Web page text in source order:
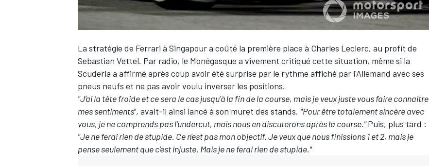
WEC
La stratégie de Ferrari à Singapour a coûté la première place à Charles Leclerc, au profit de
Sebastian Vettel. Par radio, le Monégasque a vivement critiqué cette situation, même si la
Scuderia a affirmé après coup avoir été surprise par le rythme affiché par l'Allemand avec ses
pneus neufs et ne pas avoir voulu inverser les positions.
"J'ai la tête froide et ce sera le cas jusqu'à la fin de la course, mais je veux juste vous faire connaitre
mes sentiments", avait-il ainsi lancé à son muret des stands. "Pour être totalement sincère avec
vous, je ne comprends pas l'undercut, mais nous en discuterons après la course."Puis, plus tard :
"Je ne ferai rien de stupide. Ce n'est pas mon objectif. Je veux que nous finissions 1 et 2, mais je
pense seulement que c'est injuste. Mais je ne ferai rien de stupide."